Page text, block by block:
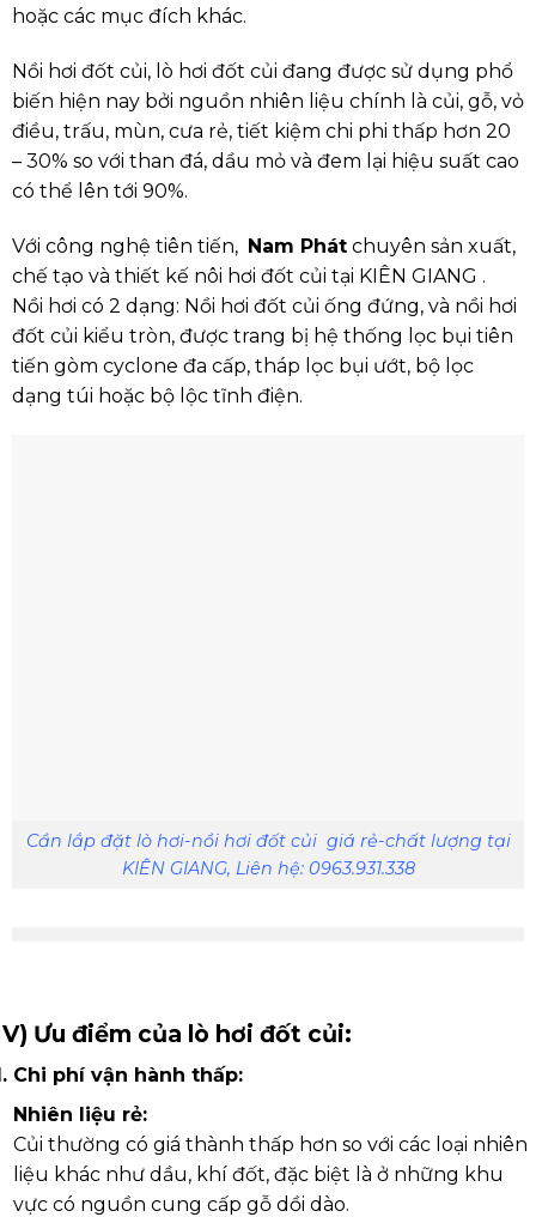
hoặc các mục đích khác.
Nồi hơi đốt củi, lò hơi đốt củi đang được sử dụng phổ
biến hiện nay bởi nguồn nhiên liệu chính là củi, gỗ, vỏ
điều, trấu, mùn, cưa rẻ, tiết kiệm chi phi thấp hơn 20
– 30% so với than đá, dầu mỏ và đem lại hiệu suất cao
có thể lên tới 90%.
Với công nghệ tiên tiến, Nam Phátchuyên sản xuất,
chế tạo và thiết kế nôi hơi đốt củi tại KIÊN GIANG .
Nồi hơi có 2 dạng: Nồi hơi đốt củi ống đứng, và nồi hơi
đốt củi kiểu tròn, được trang bị hệ thống lọc bụi tiên
tiến gòm cyclone đa cấp, tháp lọc bụi ướt, bộ lọc
dạng túi hoặc bộ lộc tĩnh điện.
Cần lắp đặt lò hơi-nồi hơi đốt củi giá rẻ-chất lượng tại
KIÊN GIANG, Liên hệ: 0963.931.338
Ưu điểm của lò hơi đốt củi:
Chi phí vận hành thấp:
Nhiên liệu rẻ:
Củi thường có giá thành thấp hơn so với các loại nhiên
liệu khác như dầu, khí đốt, đặc biệt là ở những khu
vực có nguồn cung cấp gỗ dồi dào.